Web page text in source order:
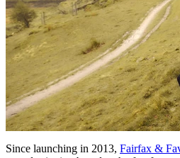
Since launching in 2013, Fairfax &